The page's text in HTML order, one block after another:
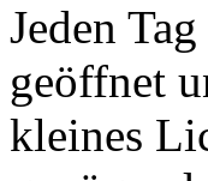
Jeden
geöffnet
kleines